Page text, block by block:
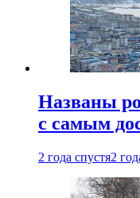
Названы
с самым
2 года спустя2